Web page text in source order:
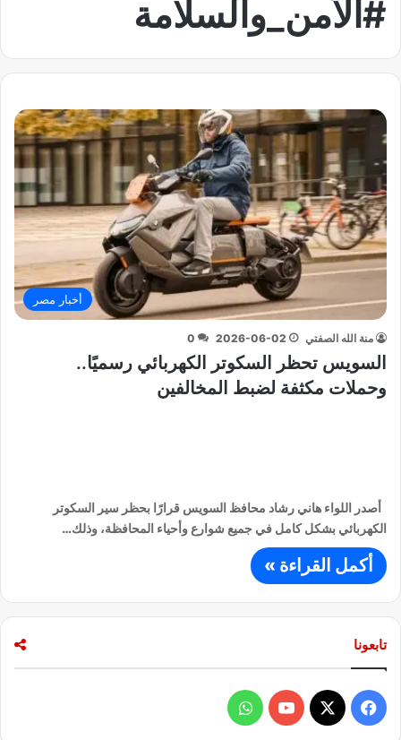
#الأمن_والسلامة
أخبار مصر
منة الله الصفتي 2026-06-02
0
السويس تحظر السكوتر الكهربائي رسميًا..
وحملات مكثفة لضبط المخالفين
أصدر اللواء هاني رشاد محافظ السويس قرارًا بحظر سير السكوتر
الكهربائي بشكل كامل في جميع شوارع وأحياء المحافظة، وذلك…
أكمل القراءة »
تابعونا